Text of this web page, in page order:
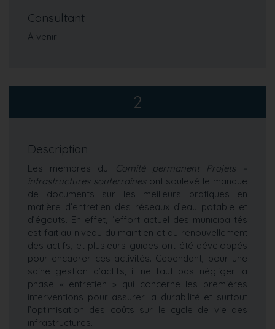
Consultant
À venir
2
Description
Les membres du Comité permanent Projets –
infrastructures souterrainesont soulevé le manque
de documents sur les meilleurs pratiques en
matière d’entretien des réseaux d’eau potable et
d’égouts. En effet, l’effort actuel des municipalités
est fait au niveau du maintien et du renouvellement
des actifs, et plusieurs guides ont été développés
pour encadrer ces activités. Cependant, pour une
saine gestion d’actifs, il ne faut pas négliger la
phase « entretien » qui concerne les premières
interventions pour assurer la durabilité et surtout
l’optimisation des coûts sur le cycle de vie des
infrastructures.